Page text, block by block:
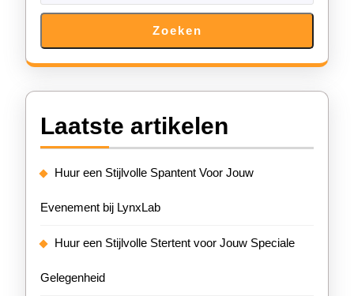
Zoeken
Laatste artikelen
Huur een Stijlvolle Spantent Voor Jouw
Evenement bij LynxLab
Huur een Stijlvolle Stertent voor Jouw Speciale
Gelegenheid